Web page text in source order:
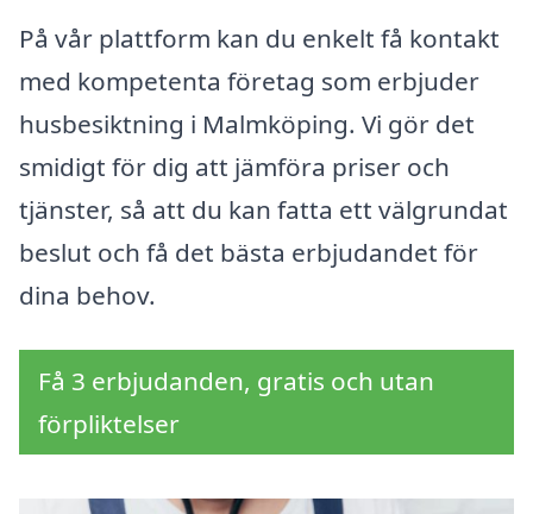
På vår plattform kan du enkelt få kontakt
med kompetenta företag som erbjuder
husbesiktning i Malmköping. Vi gör det
smidigt för dig att jämföra priser och
tjänster, så att du kan fatta ett välgrundat
beslut och få det bästa erbjudandet för
dina behov.
Få 3 erbjudanden, gratis och utan
förpliktelser